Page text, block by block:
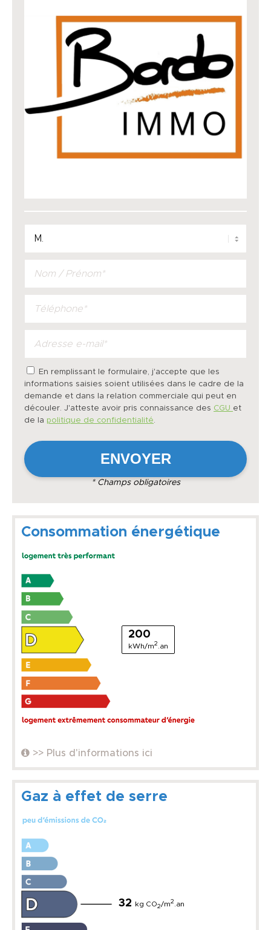
En remplissant le formulaire, j'accepte que les
informations saisies soient utilisées dans le cadre de la
demande et dans la relation commerciale qui peut en
découler. J'atteste avoir pris connaissance des CGU et
de la politique de confidentialité.
* Champs obligatoires
Consommation énergétique
200
kWh/m2 .an
>> Plus d'informations ici
Gaz à effet de serre
32 kg CO2/m2 .an